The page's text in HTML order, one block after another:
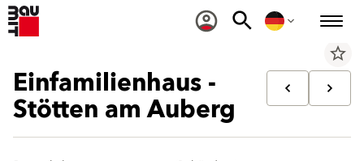
star_border
Einfamilienhaus -
Stötten am Auberg